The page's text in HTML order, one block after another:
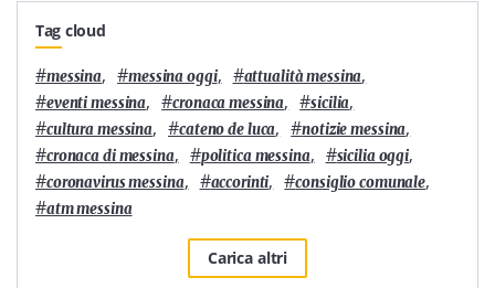
Tag cloud
#messina, #messina oggi, #attualità messina,
#eventi messina, #cronaca messina, #sicilia,
#cultura messina, #cateno de luca, #notizie messina,
#cronaca di messina, #politica messina, #sicilia oggi,
#coronavirus messina, #accorinti, #consiglio comunale,
#atm messina
Carica altri